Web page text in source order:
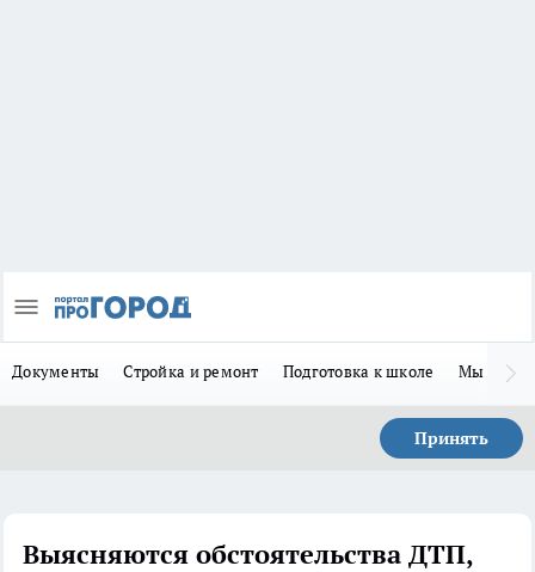
Документы Стройка и ремонт Подготовка к школе Мы в MAX
Принять
Выясняются обстоятельства ДТП,